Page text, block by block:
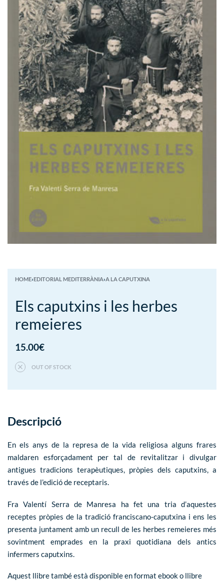
HOME›EDITORIAL MEDITERRÀNIA›A LA CAPUTXINA
Els caputxins i les herbes
remeieres
15.00€
OUT OF STOCK
Descripció
En els anys de la represa de la vida religiosa alguns frares
maldaren esforçadament per tal de revitalitzar i divulgar
antigues tradicions terapèutiques, pròpies dels caputxins, a
través de l’edició de receptaris.
Fra Valentí Serra de Manresa ha fet una tria d’aquestes
receptes pròpies de la tradició franciscano-caputxina i ens les
presenta juntament amb un recull de les herbes remeieres més
sovintment emprades en la praxi quotidiana dels antics
infermers caputxins.
Aquest llibre també està disponible en format ebook o llibre